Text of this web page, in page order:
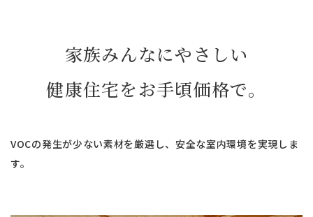
家族みんなにやさしい
​​​​​​​健康住宅をお手頃価格で。
VOCの発生が少ない素材を厳選し、安全な室内環境を実現しま
す。